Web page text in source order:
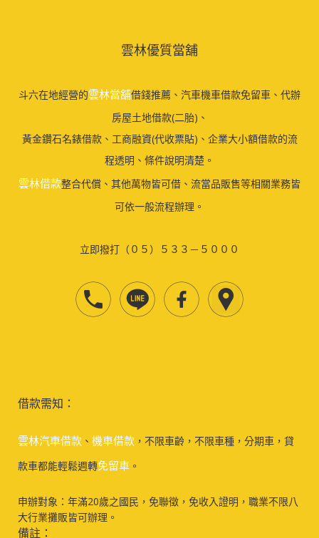
雲林優質當舖
斗六在地經營的雲林當舖借錢推薦、汽車機車借款免留車、代辦
房屋土地借款(二胎)、
黃金鑽石名錶借款、工商融資(代收票貼)、企業大小額借款的流
程透明、條件說明清楚。
雲林借款整合代償、其他萬物皆可借、流當品販售等相關業務皆
可依一般流程辦理。
立即撥打（０５）５３３－５０００
借款需知：
雲林汽車借款 、 機車借款 ，不限車齡，不限車種，分期車，貸
款車都能輕鬆週轉免留車 。
申辦對象：年滿20歲之國民，免聯徵，免收入證明，職業不限八
大行業攤販皆可辦理。
備註：